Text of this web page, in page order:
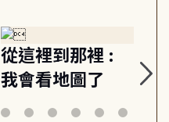
從這裡到那裡 :
我會看地圖了
美